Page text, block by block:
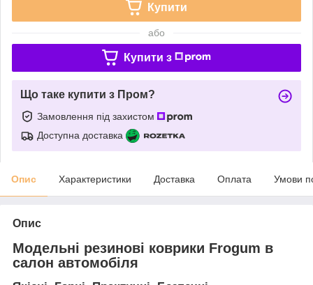
Купити
або
Купити з
Що таке купити з Пром?
Замовлення під захистом
Доступна доставка
Опис Характеристики Доставка Оплата Умови
Опис
Модельні резинові коврики Frogum в
салон автомобіля